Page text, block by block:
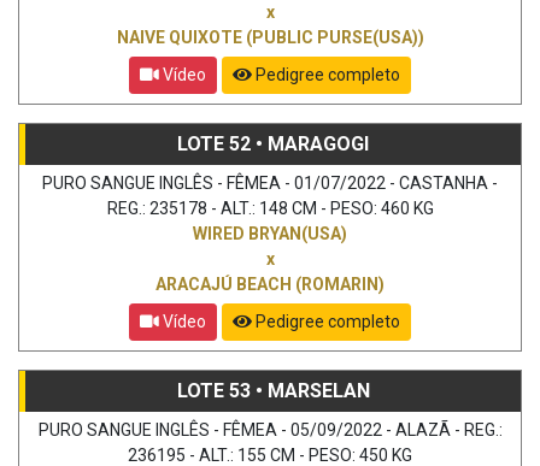
x
NAIVE QUIXOTE (PUBLIC PURSE(USA))
Vídeo
Pedigree completo
LOTE 52 • MARAGOGI
PURO SANGUE INGLÊS - FÊMEA - 01/07/2022 - CASTANHA -
REG.: 235178 - ALT.: 148 CM - PESO: 460 KG
WIRED BRYAN(USA)
x
ARACAJÚ BEACH (ROMARIN)
Vídeo
Pedigree completo
LOTE 53 • MARSELAN
PURO SANGUE INGLÊS - FÊMEA - 05/09/2022 - ALAZÃ - REG.:
236195 - ALT.: 155 CM - PESO: 450 KG